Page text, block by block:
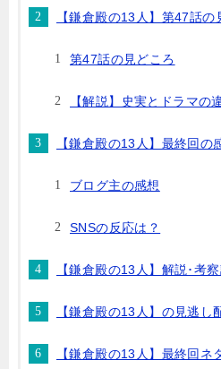
【鎌倉殿の13人】第47話
第47話の見どころ
【解説】史実とドラマの
【鎌倉殿の13人】最終回の
ブログ主の感想
SNSの反応は？
【鎌倉殿の13人】解説･考
【鎌倉殿の13人】の見逃し
【鎌倉殿の13人】最終回ネ